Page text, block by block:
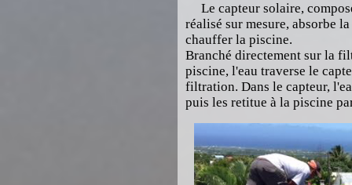
Le capteur solaire,
réalisé sur mesure, absorbe
chauffer la piscine.
Branché directement sur la
piscine, l'eau traverse le
filtration. Dans le capteur,
puis les retitue à la piscine